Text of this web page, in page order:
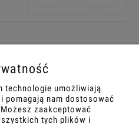
technologie umożliwiają
pomagają nam dostosować
zaakceptować
tych plików i